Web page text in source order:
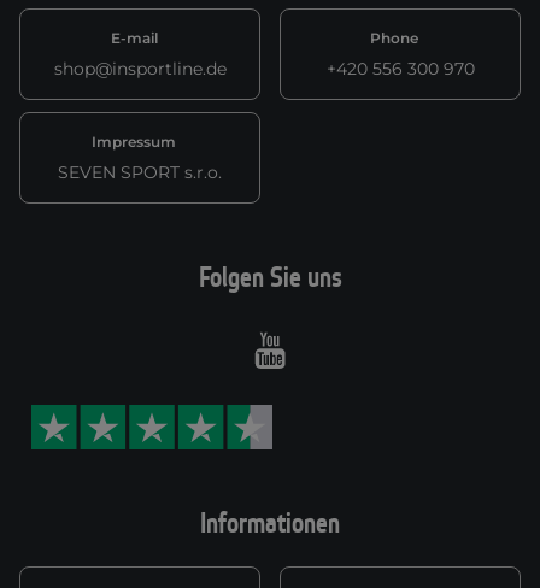
E-mail
shop@insportline.de
Phone
+420 556 300 970
Impressum
SEVEN SPORT s.r.o.
Informationen
Folgen Sie uns
Youtube